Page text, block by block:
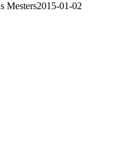
Mesters2015-01-02